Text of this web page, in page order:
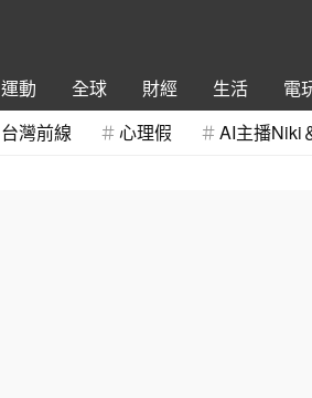
運動 全球 財經 生活 電
台灣前線 心理假 AI主播Niki